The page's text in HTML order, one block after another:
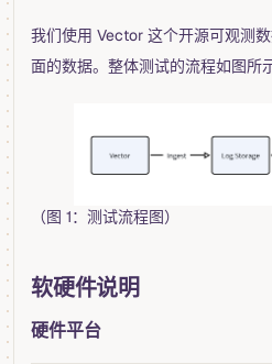
我们使用 Vector 这个开源可观测
面的数据。整体测试的流程如图所示
（图 1：测试流程图）
软硬件说明
硬件平台